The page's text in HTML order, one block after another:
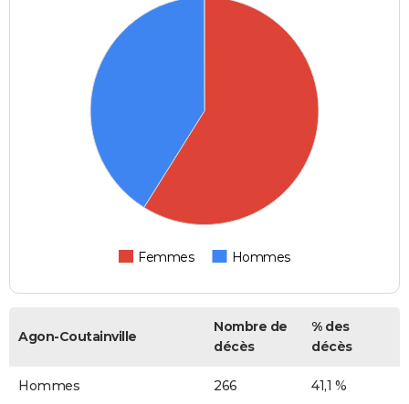
Femmes Hommes
Agon-Coutainville
Nombre de
décès
% des
décès
Hommes 266 41,1 %